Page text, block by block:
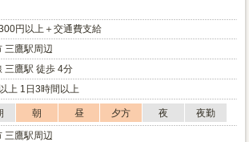
円以上＋交通費支給
三鷹駅周辺
三鷹駅 徒歩 4分
上 1日3時間以上
朝 昼 夕方 夜
夜勤
三鷹駅周辺